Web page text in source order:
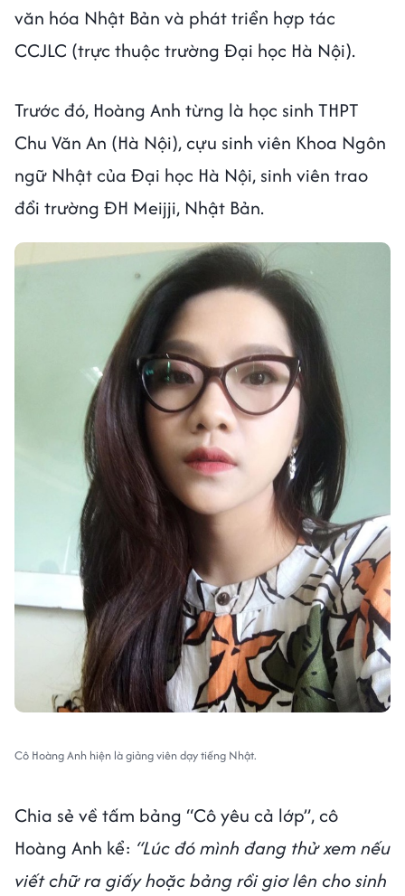
văn hóa Nhật Bản và phát triển hợp tác
CCJLC (trực thuộc trường Đại học Hà Nội).
Trước đó, Hoàng Anh từng là học sinh THPT
Chu Văn An (Hà Nội), cựu sinh viên Khoa Ngôn
ngữ Nhật của Đại học Hà Nội, sinh viên trao
đổi trường ĐH Meijji, Nhật Bản.
Cô Hoàng Anh hiện là giảng viên dạy tiếng Nhật.
Chia sẻ về tấm bảng “Cô yêu cả lớp”, cô
Hoàng Anh kể: “Lúc đó mình đang thử xem nếu
viết chữ ra giấy hoặc bảng rồi giơ lên cho sinh